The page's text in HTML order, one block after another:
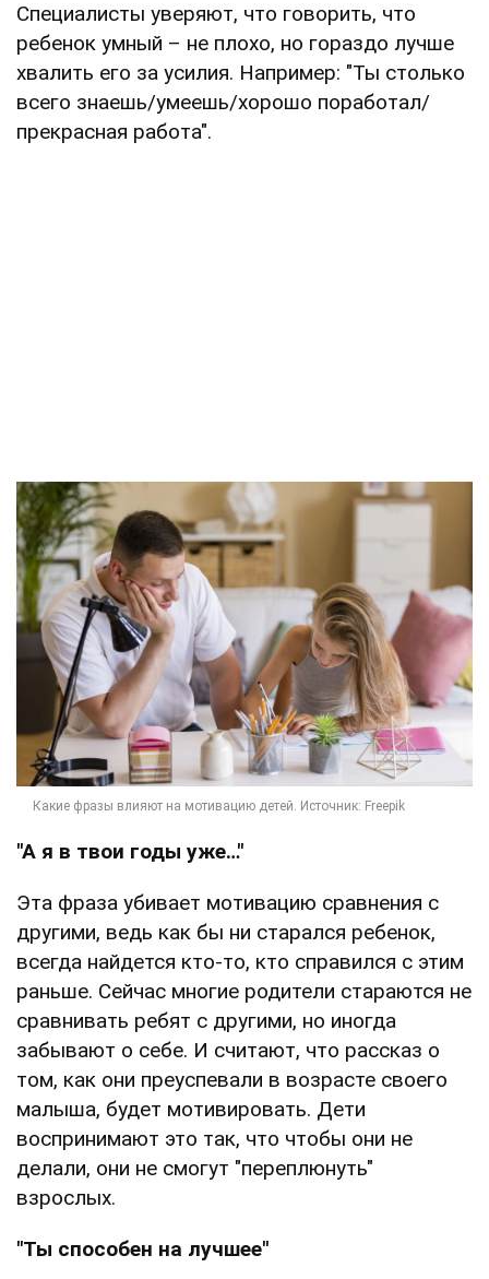
Специалисты уверяют, что говорить, что
ребенок умный – не плохо, но гораздо лучше
хвалить его за усилия. Например: "Ты столько
всего знаешь/умеешь/хорошо поработал/
прекрасная работа".
"А я в твои годы уже…"
Эта фраза убивает мотивацию сравнения с
другими, ведь как бы ни старался ребенок,
всегда найдется кто-то, кто справился с этим
раньше. Сейчас многие родители стараются не
сравнивать ребят с другими, но иногда
забывают о себе. И считают, что рассказ о
том, как они преуспевали в возрасте своего
малыша, будет мотивировать. Дети
воспринимают это так, что чтобы они не
делали, они не смогут "переплюнуть"
взрослых.
"Ты способен на лучшее"